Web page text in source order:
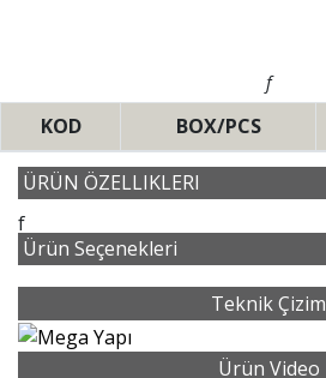
f
KOD BOX/PCS
ÜRÜN ÖZELLIKLERI
f
Ürün Seçenekleri
Teknik Çizim
Ürün Video